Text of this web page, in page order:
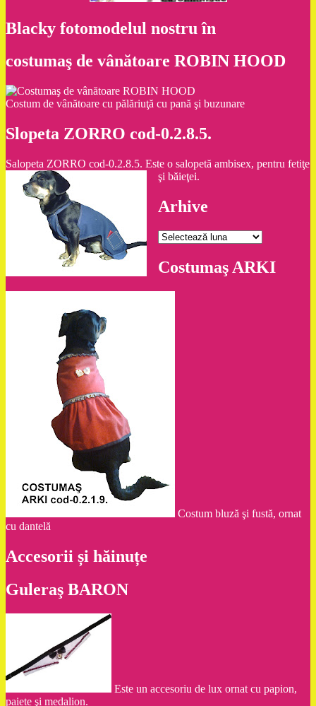
Blacky fotomodelul nostru în
costumaş de vânătoare ROBIN HOOD
Costum de vânătoare cu pălăriuţă cu pană şi buzunare
Slopeta ZORRO cod-0.2.8.5.
Salopeta ZORRO cod-0.2.8.5. Este o salopetă ambisex, pentru fetiţe
şi băieţei.
Arhive
Arhive
Costumaş ARKI
Costum bluză şi fustă, ornat
cu dantelă
Accesorii și hăinuțe
Guleraş BARON
Este un accesoriu de lux ornat cu papion,
paiete şi medalion.